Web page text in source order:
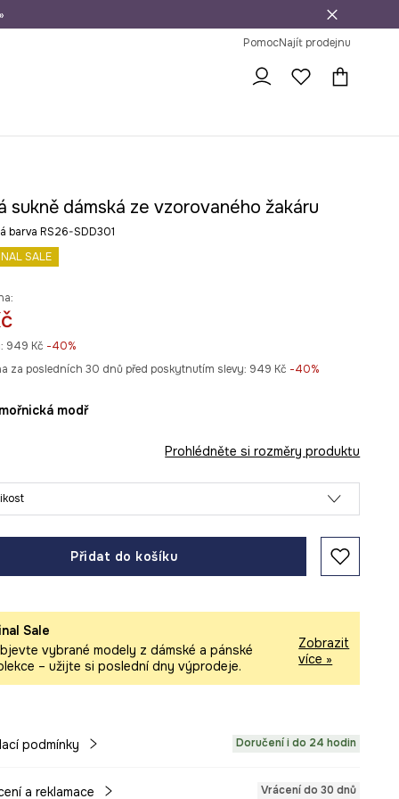
na vrácení zboží
PomocNajít prodejnu
sukně dámská ze vzorovaného žakáru
barva RS26-SDD301
SALE
949 Kč -40%
za posledních 30 dnů před poskytnutím slevy: 949 Kč -40%
modř
Prohlédněte si rozměry produktu
Přidat do košíku
Sale
vybrané modely z dámské a pánské
– užijte si poslední dny výprodeje.
Zobrazit
více »
podmínky Doručení i do 24 hodin
a reklamace Vrácení do 30 dnů